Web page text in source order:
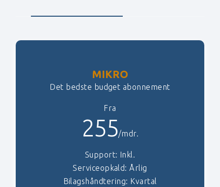
MIKRO
Det bedste budget abonnement
Fra
255/mdr.
Support: Inkl.
Serviceopkald: Årlig
Bilagshåndtering: Kvartal